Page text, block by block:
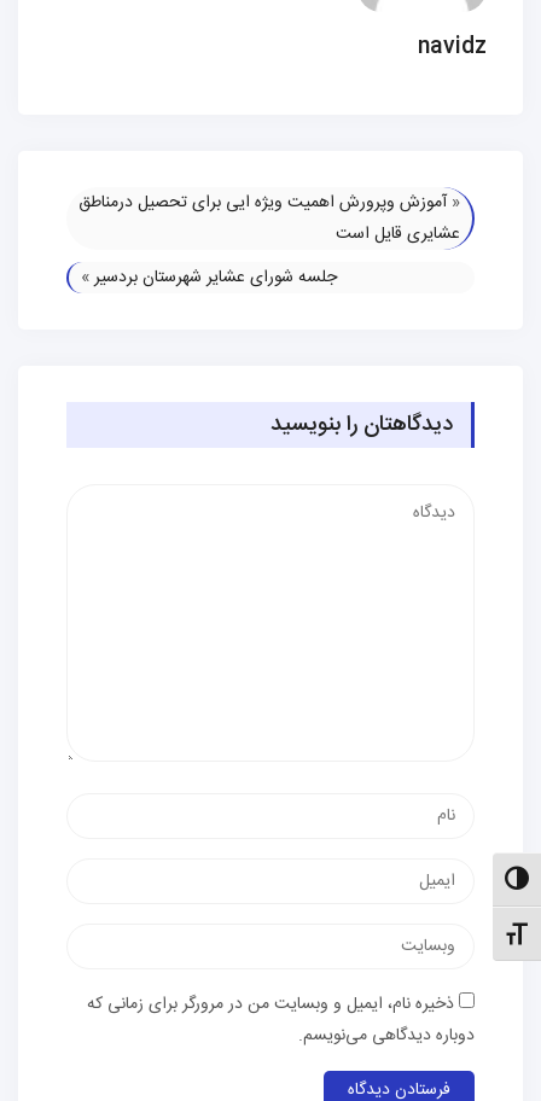
حالت کنتراست بالا
تنظیم اندازهٔ فونت
navidz
«آموزش وپرورش اهمیت ویژه ایی برای تحصیل درمناطق
عشایری قایل است
جلسه شورای عشایر شهرستان بردسیر»
دیدگاهتان را بنویسید
پست
وب‌سایت
ذخیره نام، ایمیل و وبسایت من در مرورگر برای زمانی که
دوباره دیدگاهی می‌نویسم.